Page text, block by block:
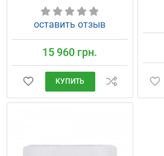
оставить отзыв
15 960 грн.
КУПИТЬ